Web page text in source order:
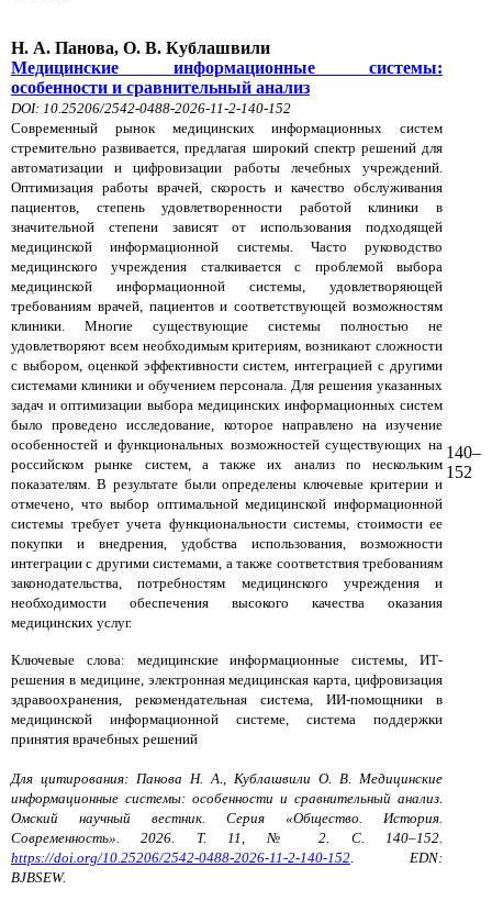
Н. А. Панова, О. В. Кублашвили
Медицинские информационные системы:
особенности и сравнительный анализ
DOI: 10.25206/2542-0488-2026-11-2-140-152
Современный рынок медицинских информационных систем
стремительно развивается, предлагая широкий спектр решений для
автоматизации и цифровизации работы лечебных учреждений.
Оптимизация работы врачей, скорость и качество обслуживания
пациентов, степень удовлетворенности работой клиники в
значительной степени зависят от использования подходящей
медицинской информационной системы. Часто руководство
медицинского учреждения сталкивается с проблемой выбора
медицинской информационной системы, удовлетворяющей
требованиям врачей, пациентов и соответствующей возможностям
клиники. Многие существующие системы полностью не
удовлетворяют всем необходимым критериям, возникают сложности
с выбором, оценкой эффективности систем, интеграцией с другими
системами клиники и обучением персонала. Для решения указанных
задач и оптимизации выбора медицинских информационных систем
было проведено исследование, которое направлено на изучение
особенностей и функциональных возможностей существующих на
российском рынке систем, а также их анализ по нескольким
показателям. В результате были определены ключевые критерии и
отмечено, что выбор оптимальной медицинской информационной
системы требует учета функциональности системы, стоимости ее
покупки и внедрения, удобства использования, возможности
интеграции с другими системами, а также соответствия требованиям
законодательства, потребностям медицинского учреждения и
необходимости обеспечения высокого качества оказания
медицинских услуг.
Ключевые слова: медицинские информационные системы, ИТ-
решения в медицине, электронная медицинская карта, цифровизация
здравоохранения, рекомендательная система, ИИ-помощники в
медицинской информационной системе, система поддержки
принятия врачебных решений
Для цитирования: Панова Н. А., Кублашвили О. В. Медицинские
информационные системы: особенности и сравнительный анализ.
Омский научный вестник. Серия «Общество. История.
Современность». 2026. Т. 11, № 2. С. 140–152.
https://doi.org/10.25206/2542-0488-2026-11-2-140-152 . EDN:
BJBSEW.
140–
152